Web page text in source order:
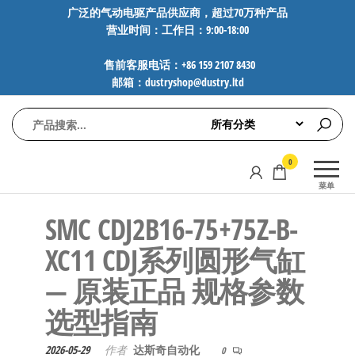
广泛的气动电驱产品供应商，超过70万种产品
营业时间：工作日：9:00-18:00
售前客服电话：+86 159 2107 8430
邮箱：dustryshop@dustry.ltd
动
FESTO、
AVENTICS等
品牌气动
元件，超
化零部
件，正品
保障，全
菜单
0
SMC CDJ2B16-75+75Z-B-
XC11 CDJ系列圆形气缸
— 原装正品 规格参数
选型指南
2026-05-29 作者 达斯奇自动化 0